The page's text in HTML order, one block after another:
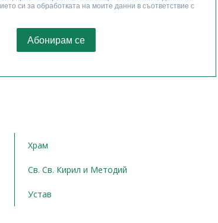
Храм
Св. Св. Кирил и Методий
Устав